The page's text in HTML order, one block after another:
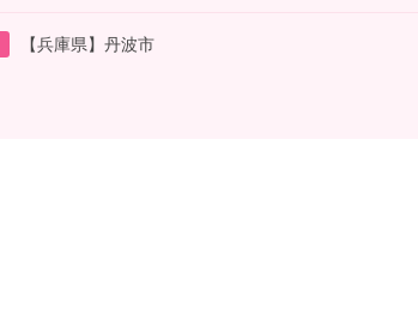
【兵庫県】丹波市